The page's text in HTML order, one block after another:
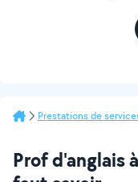
Prestations de
Prof d'anglais